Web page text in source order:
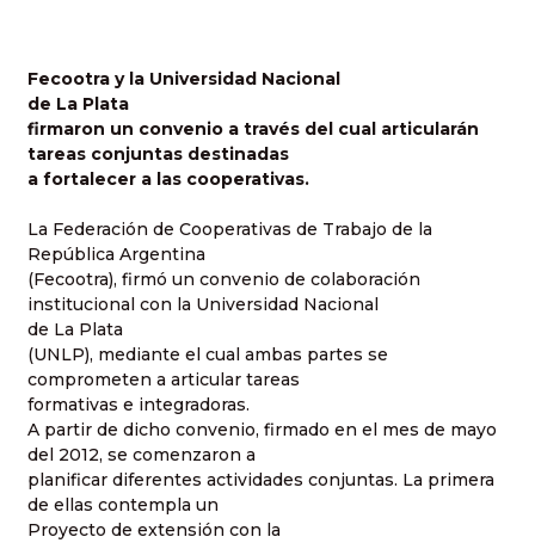
Fecootra y la Universidad Nacional
de La Plata
firmaron un convenio a través del cual articularán
tareas conjuntas destinadas
a fortalecer a las cooperativas.
La Federación de Cooperativas de Trabajo de la
República Argentina
(Fecootra), firmó un convenio de colaboración
institucional con la Universidad Nacional
de La Plata
(UNLP), mediante el cual ambas partes se
comprometen a articular tareas
formativas e integradoras.
A partir de dicho convenio, firmado en el mes de mayo
del 2012, se comenzaron a
planificar diferentes actividades conjuntas. La primera
de ellas contempla un
Proyecto de extensión con la